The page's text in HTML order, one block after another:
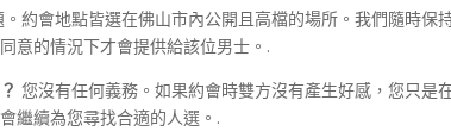
約會地點皆選在佛山市內公開且高檔的場所。我們隨時保
意的情況下才會提供給該位男士。.
您沒有任何義務。如果約會時雙方沒有產生好感，您只是
繼續為您尋找合適的人選。.